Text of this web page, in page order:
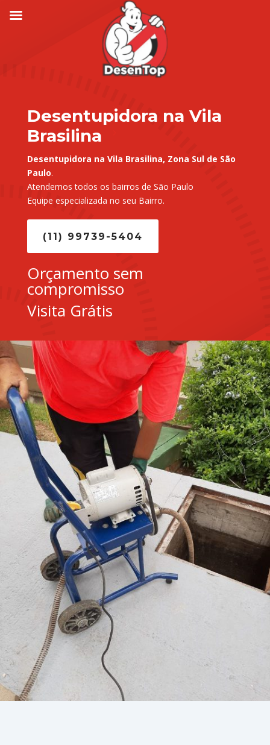
Desentupidora na Vila
Brasilina
Desentupidora na Vila Brasilina, Zona Sul de São
Paulo.
Atendemos todos os bairros de São Paulo
Equipe especializada no seu Bairro.
(11) 99739-5404
Orçamento sem
compromisso
Visita Grátis